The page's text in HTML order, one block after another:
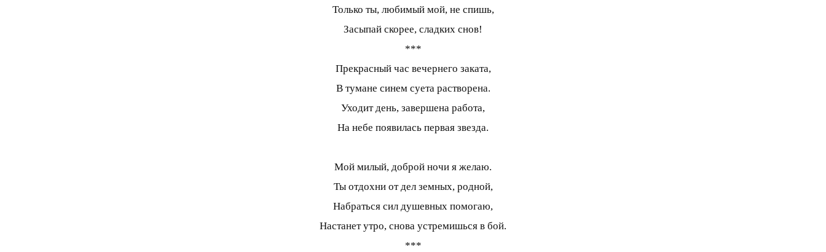
Только ты, любимый мой, не спишь,
Засыпай скорее, сладких снов!
***
Прекрасный час вечернего заката,
В тумане синем суета растворена.
Уходит день, завершена работа,
На небе появилась первая звезда.
Мой милый, доброй ночи я желаю.
Ты отдохни от дел земных, родной,
Набраться сил душевных помогаю,
Настанет утро, снова устремишься в бой.
***